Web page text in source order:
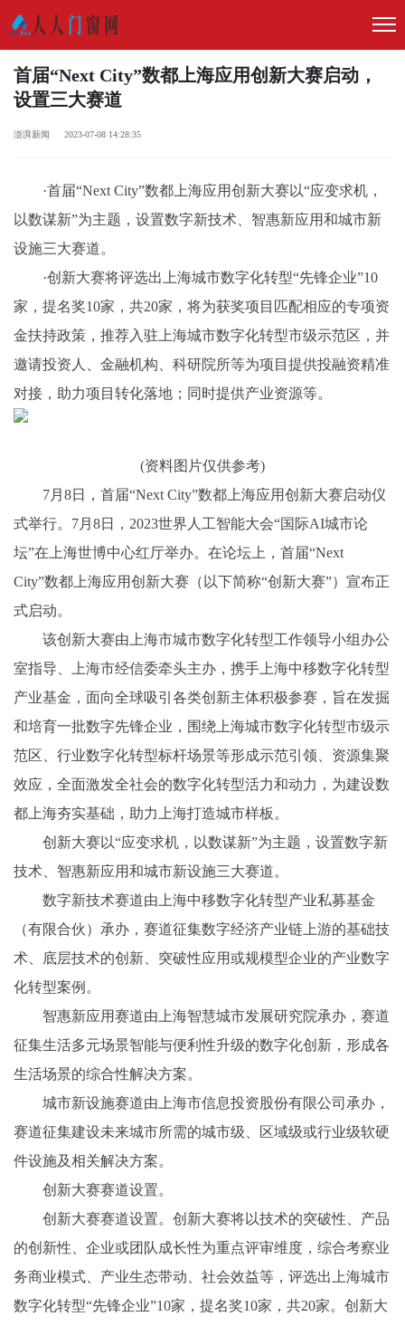
首届“Next City”数都上海应用创新大赛启动，
设置三大赛道
澎湃新闻 2023-07-08 14:28:35
·首届“Next City”数都上海应用创新大赛以“应变求机，
以数谋新”为主题，设置数字新技术、智惠新应用和城市新
设施三大赛道。
·创新大赛将评选出上海城市数字化转型“先锋企业”10
家，提名奖10家，共20家，将为获奖项目匹配相应的专项资
金扶持政策，推荐入驻上海城市数字化转型市级示范区，并
邀请投资人、金融机构、科研院所等为项目提供投融资精准
对接，助力项目转化落地；同时提供产业资源等。
(资料图片仅供参考)
7月8日，首届“Next City”数都上海应用创新大赛启动仪
式举行。7月8日，2023世界人工智能大会“国际AI城市论
坛”在上海世博中心红厅举办。在论坛上，首届“Next
City”数都上海应用创新大赛（以下简称“创新大赛”）宣布正
式启动。
该创新大赛由上海市城市数字化转型工作领导小组办公
室指导、上海市经信委牵头主办，携手上海中移数字化转型
产业基金，面向全球吸引各类创新主体积极参赛，旨在发掘
和培育一批数字先锋企业，围绕上海城市数字化转型市级示
范区、行业数字化转型标杆场景等形成示范引领、资源集聚
效应，全面激发全社会的数字化转型活力和动力，为建设数
都上海夯实基础，助力上海打造城市样板。
创新大赛以“应变求机，以数谋新”为主题，设置数字新
技术、智惠新应用和城市新设施三大赛道。
数字新技术赛道由上海中移数字化转型产业私募基金
（有限合伙）承办，赛道征集数字经济产业链上游的基础技
术、底层技术的创新、突破性应用或规模型企业的产业数字
化转型案例。
智惠新应用赛道由上海智慧城市发展研究院承办，赛道
征集生活多元场景智能与便利性升级的数字化创新，形成各
生活场景的综合性解决方案。
城市新设施赛道由上海市信息投资股份有限公司承办，
赛道征集建设未来城市所需的城市级、区域级或行业级软硬
件设施及相关解决方案。
创新大赛赛道设置。
创新大赛赛道设置。创新大赛将以技术的突破性、产品
的创新性、企业或团队成长性为重点评审维度，综合考察业
务商业模式、产业生态带动、社会效益等，评选出上海城市
数字化转型“先锋企业”10家，提名奖10家，共20家。创新大